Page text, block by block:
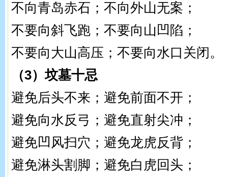
不向青岛赤石；不向外山无案；
不要向斜飞跑；不要向山凹陷；
不要向大山高压；不要向水口关闭。
（3）坟墓十忌
避免后头不来；避免前面不开；
避免向水反弓；避免直射尖冲；
避免凹风扫穴；避免龙虎反背；
避免淋头割脚；避免白虎回头；